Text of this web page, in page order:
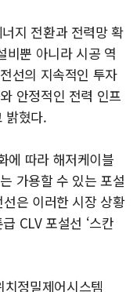
지 전환과 전력망 확
비뿐 아니라 시공 역
선의 지속적인 투자
안정적인 전력 인프
밝혔다.
에 따라 해저케이블
가용할 수 있는 포설
은 이러한 시장 상황
CLV 포설선 ‘스칸
정밀제어시스템